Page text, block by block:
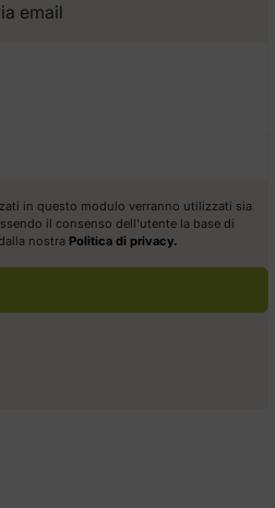
email
in questo modulo verranno utilizzati sia
il consenso dell'utente la base di
nostra Politica di privacy.